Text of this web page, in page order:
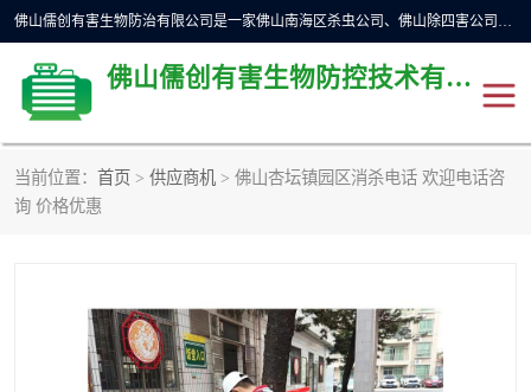
佛山儒创有害生物防治有限公司是一家佛山南海区杀虫公司、佛山除四害公司、佛山灭白蚁公司、佛山白蚁防治公司，让您远离虫害困扰。要问佛山白蚁防治哪家好？佛山儒创有害生物防治有限公司全佛山、广州，正规公司，上门勘查，可靠，售后有保障。
佛山儒创有害生物防控技术有限公司
当前位置： 首页 > 供应商机 > 佛山杏坛镇园区消杀电话 欢迎电话咨
询 价格优惠
除四害公司
佛山灭白蚁公司 佛山杀虫公司
佛山除四害公司 灭鼠